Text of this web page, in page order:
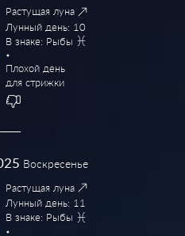
Растущая луна
Лунный день: 10
В знаке: Рыбы
Плохой день
для стрижки
Воскресенье
Растущая луна
Лунный день: 11
В знаке: Рыбы